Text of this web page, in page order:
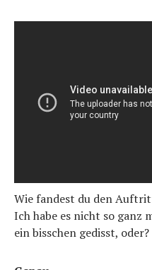
Wie fandest du den
Ich habe es nicht so ganz
ein bisschen gedisst,